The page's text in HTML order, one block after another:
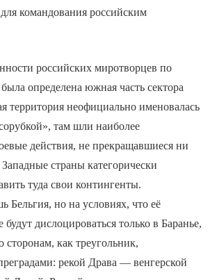
командования российским
российских миротворцев по
определена южная часть сектора
территория неофициально именовалась
там шли наиболее
действия, не прекращавшиеся ни
страны категорически
туда свои контингенты.
Бельгия, но на условиях, что её
дислоцироваться только в Баранье,
сторонам, как треугольник,
рекой Драва — венгерской